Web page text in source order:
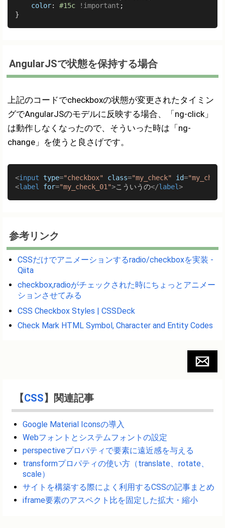
color: #15c !important ;
AngularJSで状態を保持する場合
上記のコードでcheckboxの状態が変更されたタイミン
グでAngularJSのモデルに反映する場合、「ng-click」
は動作しなくなったので、そういった時は「ng-
change」を使うと良さげです。
<input type="checkbox" class="my_check" id=
<label for="my_check_01">こういうの</label>
参考リンク
CSSだけでアニメーションするradio/checkboxを実装 -
Qiita
checkbox,radioがチェックされた時にちょっとアニメー
ションさせてみる
CSS Checkbox Styles | CSSDeck
Check Mark HTML Symbol, Character and Entity Codes
【CSS】関連記事
Google Material Iconsの導入
Webフォントとシステムフォントの設定
perspectiveプロパティで要素に遠近感を与える
transformプロパティの使い方（translate、rotate、
scale）
サイトを構築する際によく利用するCSSの記事まとめ
iframe要素のアスペクト比を固定した拡大・縮小